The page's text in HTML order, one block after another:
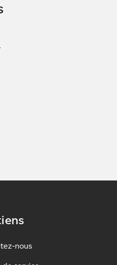
nous